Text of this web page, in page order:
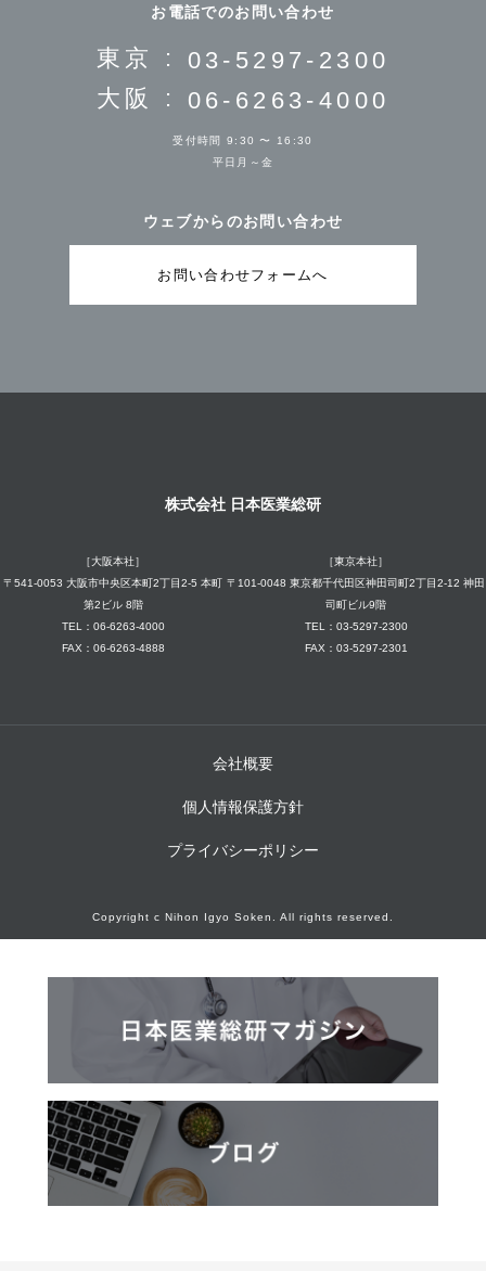
お電話でのお問い合わせ
東京 : 03-5297-2300
大阪 : 06-6263-4000
受付時間 9:30 〜 16:30
平日月～金
ウェブからのお問い合わせ
お問い合わせフォームへ
株式会社 日本医業総研
［大阪本社］
〒541-0053 大阪市中央区本町2丁目2-5 本町
第2ビル 8階
TEL：06-6263-4000
FAX：06-6263-4888
［東京本社］
〒101-0048 東京都千代田区神田司町2丁目2-12 神田
司町ビル9階
TEL：03-5297-2300
FAX：03-5297-2301
会社概要
個人情報保護方針
プライバシーポリシー
Copyright c Nihon Igyo Soken. All rights reserved.